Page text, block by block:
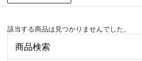
該当する商品は見つかりませんでした。
商品検索